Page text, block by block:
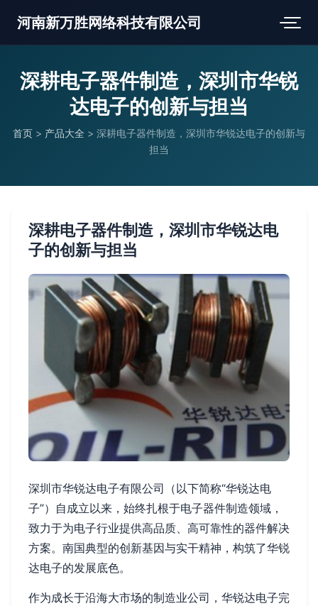
河南新万胜网络科技有限公司
深耕电子器件制造，深圳市华锐
达电子的创新与担当
首页 > 产品大全 > 深耕电子器件制造，深圳市华锐达电子的创新与
担当
深耕电子器件制造，深圳市华锐达电
子的创新与担当
深圳市华锐达电子有限公司（以下简称“华锐达电
子”）自成立以来，始终扎根于电子器件制造领域，
致力于为电子行业提供高品质、高可靠性的器件解决
方案。南国典型的创新基因与实干精神，构筑了华锐
达电子的发展底色。
作为成长于沿海大市场的制造业公司，华锐达电子完